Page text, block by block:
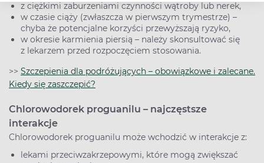
z ciężkimi zaburzeniami czynności wątroby lub nerek,
w czasie ciąży (zwłaszcza w pierwszym trymestrze) –
chyba że potencjalne korzyści przewyższają ryzyko,
w okresie karmienia piersią – należy skonsultować się
z lekarzem przed rozpoczęciem stosowania.
>> Szczepienia dla podróżujących – obowiązkowe i zalecane.
Kiedy się zaszczepić?
Chlorowodorek proguanilu – najczęstsze
interakcje
Chlorowodorek proguanilu może wchodzić w interakcje z:
lekami przeciwzakrzepowymi, które mogą zwiększać